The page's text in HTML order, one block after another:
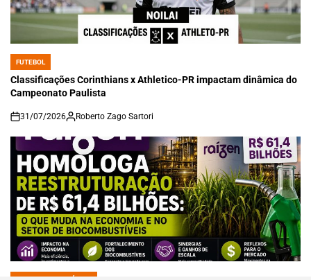
POSTED
IN
FUTEBOL
Classificações Corinthians x Athletico-PR impactam dinâmica do
Campeonato Paulista
on
31/07/2026 Roberto Zago Sartori